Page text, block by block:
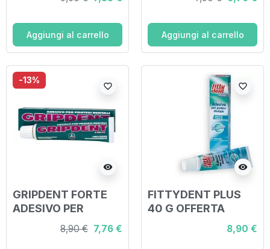
CUSCINETTI
Aggiungi al carrello
PROTESI DENTALI
Aggiungi al carrello
-13%
visibility
favorite_border
GRIPDENT FORTE
ADESIVO PER
PROTESI DENTARIA
8,90 € 7,76 €
visibility
favorite_border
FITTYDENT PLUS
40 G OFFERTA
8,90 €